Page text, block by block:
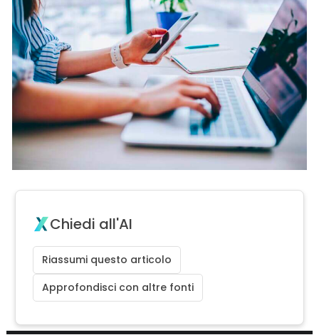
Chiedi all'AI
Riassumi questo articolo
Approfondisci con altre fonti